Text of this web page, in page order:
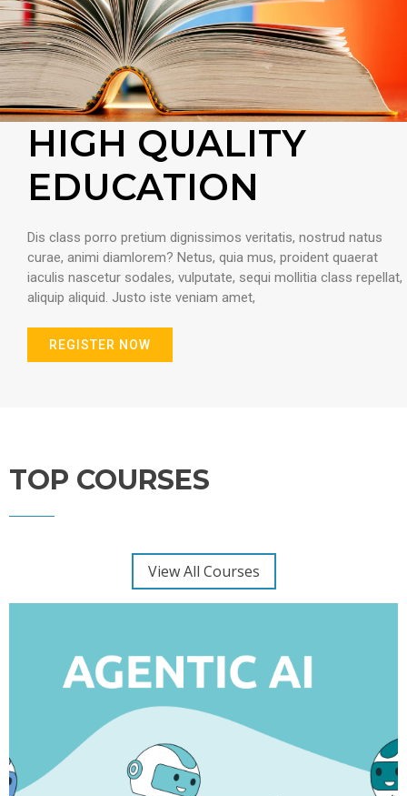
HIGH QUALITY
EDUCATION
Dis class porro pretium dignissimos veritatis, nostrud natus
curae, animi diamlorem? Netus, quia mus, proident quaerat
iaculis nascetur sodales, vulputate, sequi mollitia class repellat,
aliquip aliquid. Justo iste veniam amet,
REGISTER NOW
TOP COURSES
View All Courses